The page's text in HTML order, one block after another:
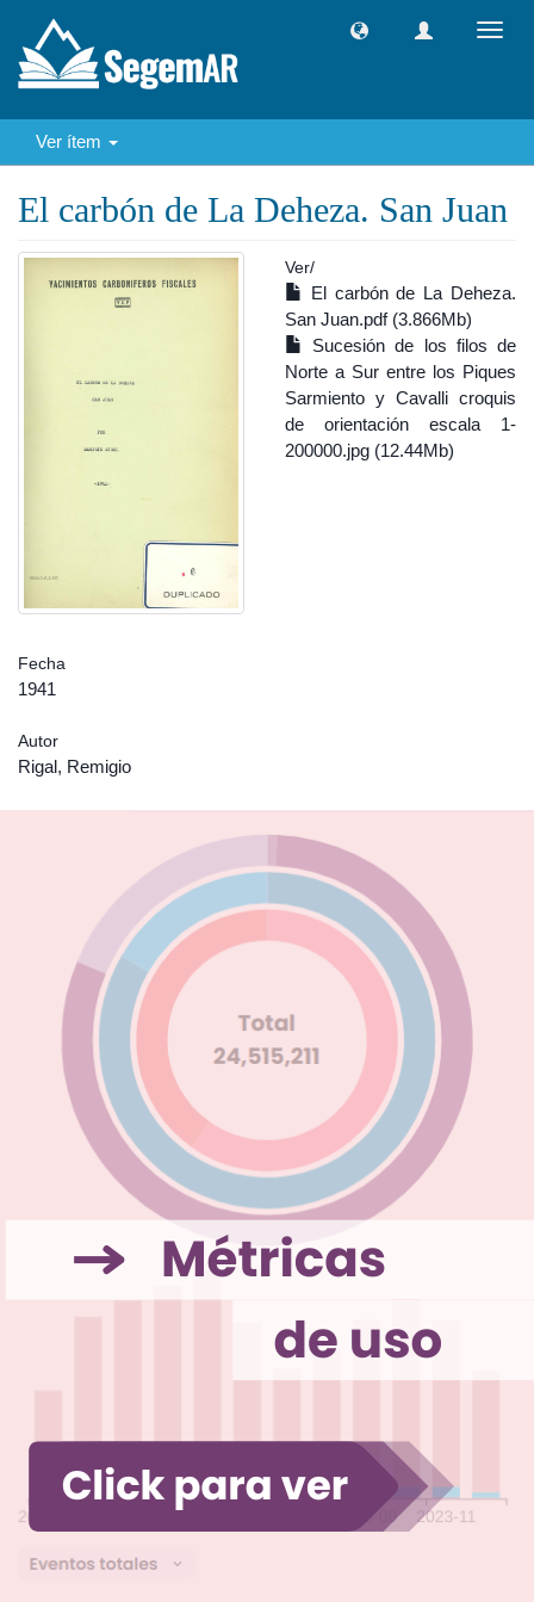
Ver ítem
El carbón de La Deheza. San Juan
Ver/
El carbón de La Deheza.
San Juan.pdf (3.866Mb)
Sucesión de los filos de
Norte a Sur entre los Piques
Sarmiento y Cavalli croquis
de orientación escala 1-
200000.jpg (12.44Mb)
Fecha
1941
Autor
Rigal, Remigio